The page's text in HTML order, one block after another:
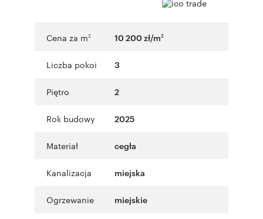
Cena za m2 10 200 zł/m2
Liczba pokoi 3
Piętro 2
Rok budowy 2025
Materiał cegła
Kanalizacja miejska
Ogrzewanie miejskie